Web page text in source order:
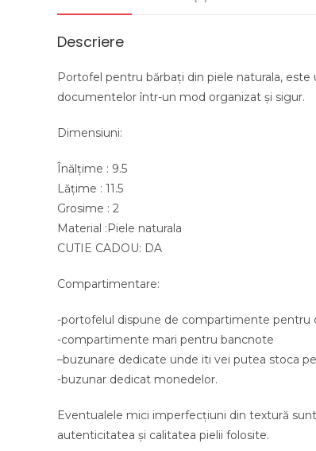
Descriere
Portofel pentru bărbați din piele naturala, este
documentelor într-un mod organizat și sigur.
Dimensiuni:
Înălțime : 9.5
Lățime : 11.5
Grosime : 2
Material :Piele naturala
CUTIE CADOU: DA
Compartimentare:
-portofelul dispune de compartimente pentru
-compartimente mari pentru bancnote
–buzunare dedicate unde iti vei putea stoca
-buzunar dedicat monedelor.
Eventualele mici imperfecțiuni din textură
autenticitatea și calitatea pielii folosite.